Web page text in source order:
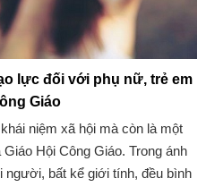
lực đối với phụ nữ, trẻ em
Giáo
niệm xã hội mà còn là một
Hội Công Giáo. Trong ánh
người, bất kể giới tính, đều bình